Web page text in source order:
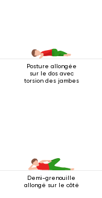
Posture allongée
sur le dos avec
torsion des jambes
Demi-grenouille
allongé sur le côté